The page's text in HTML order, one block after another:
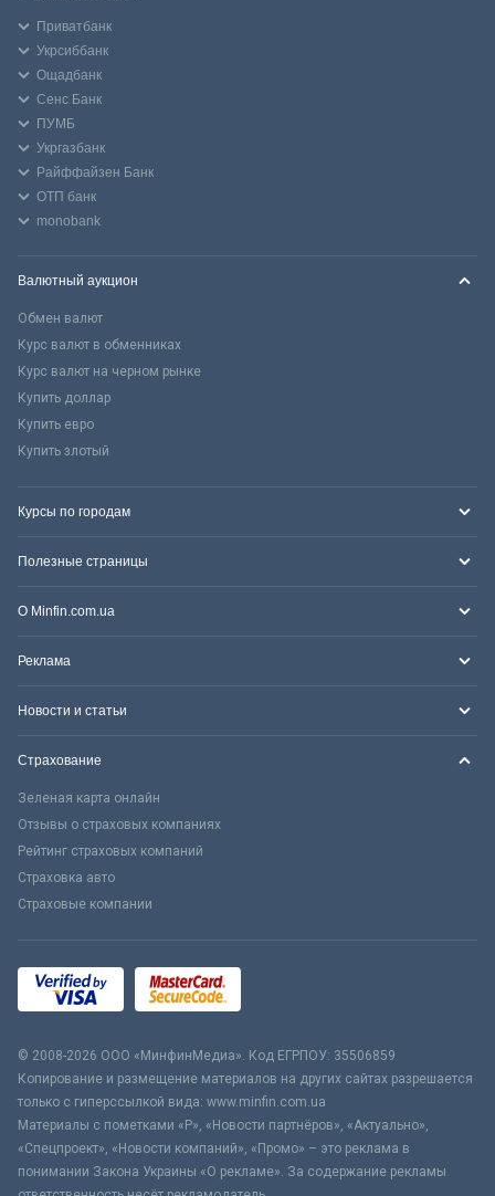
Приватбанк
Укрсиббанк
Ощадбанк
Сенс Банк
ПУМБ
Укргазбанк
Райффайзен Банк
ОТП банк
monobank
Валютный аукцион
Обмен валют
Курс валют в обменниках
Курс валют на черном рынке
Купить доллар
Купить евро
Купить злотый
Курсы по городам
Полезные страницы
О Minfin.com.ua
Реклама
Новости и статьи
Страхование
Зеленая карта онлайн
Отзывы о страховых компаниях
Рейтинг страховых компаний
Страховка авто
Страховые компании
© 2008-2026 ООО «МинфинМедиа». Код ЕГРПОУ: 35506859
Копирование и размещение материалов на других сайтах разрешается
только с гиперссылкой вида: www.minfin.com.ua
Материалы с пометками «Р», «Новости партнёров», «Актуально»,
«Спецпроект», «Новости компаний», «Промо» – это реклама в
понимании Закона Украины «О рекламе». За содержание рекламы